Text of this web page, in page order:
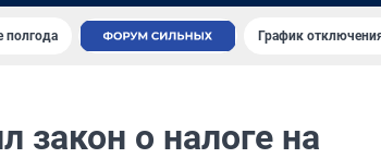
полгода График
закон о налоге на